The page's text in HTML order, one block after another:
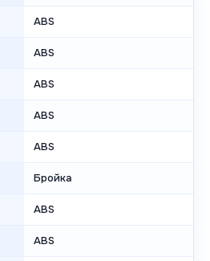
ABS
ABS
ABS
ABS
ABS
Бройка
ABS
ABS